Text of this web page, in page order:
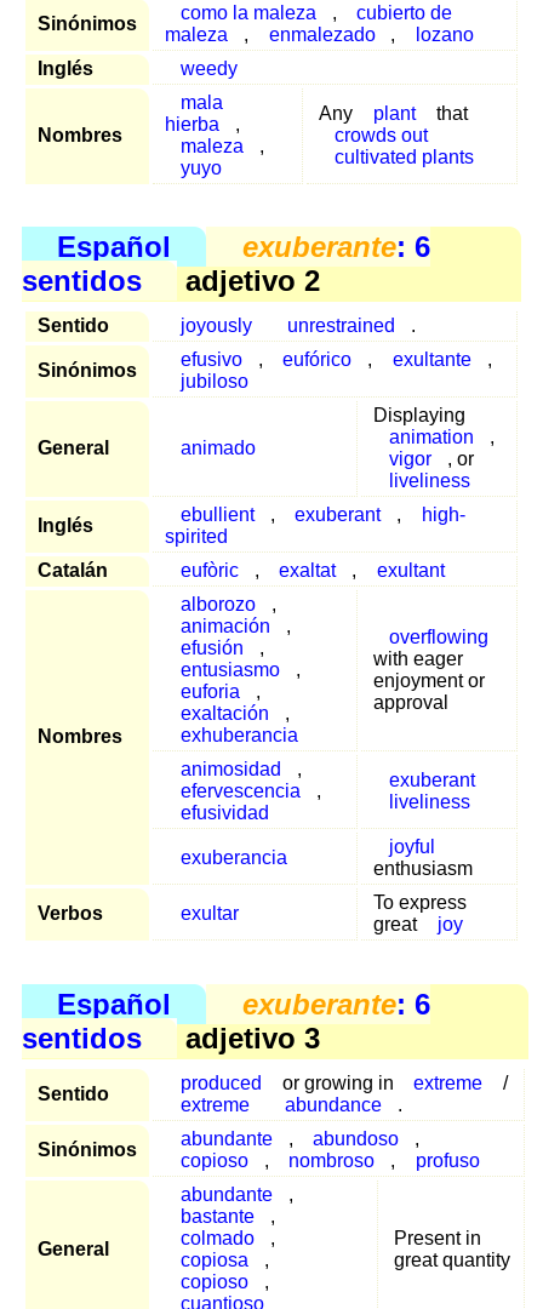
Sinónimos
como la maleza ,
cubierto de
maleza
, enmalezado ,
lozano
Inglés
weedy
Nombres
mala
hierba
,
maleza
,
yuyo
Any plant
that
crowds out
cultivated plants
Español exuberante: 6
sentidos
adjetivo 2
Sentido joyously unrestrained .
Sinónimos
efusivo , eufórico , exultante
,
jubiloso
General animado
Displaying
animation
,
vigor
, or
liveliness
Inglés
ebullient , exuberant ,
high-
spirited
Catalán
eufòric , exaltat , exultant
Nombres
alborozo
,
animación
,
efusión
,
entusiasmo
,
euforia
,
exaltación
,
exhuberancia
overflowing
with eager
enjoyment or
approval
animosidad
,
efervescencia
,
efusividad
exuberant
liveliness
exuberancia
joyful
enthusiasm
Verbos exultar
To express
great
joy
Español exuberante: 6
sentidos
adjetivo 3
Sentido
produced or growing in extreme
/
extreme
abundance .
Sinónimos
abundante , abundoso
,
copioso
, nombroso , profuso
General
abundante
,
bastante
,
colmado
,
copiosa
,
copioso
,
cuantioso
Present in
great quantity